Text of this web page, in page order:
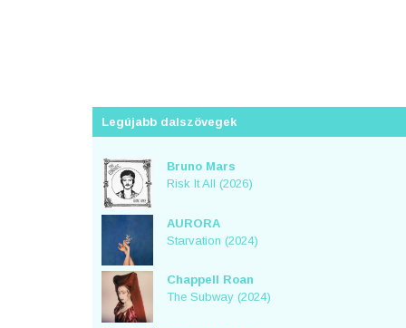
Legújabb dalszövegek
Bruno Mars
Risk It All (2026)
AURORA
Starvation (2024)
Chappell Roan
The Subway (2024)